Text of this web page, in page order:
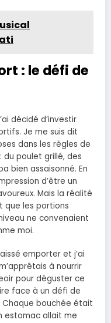
: le défi de
décidé d’investir
Je me suis dit
dans les règles de
du poulet grillé, des
bien assaisonné. En
d’être un
Mais la réalité
que les portions
ne convenaient
moi.
emporter et j’ai
à nourrir
pour déguster ce
face à un défi de
Chaque bouchée était
estomac allait me